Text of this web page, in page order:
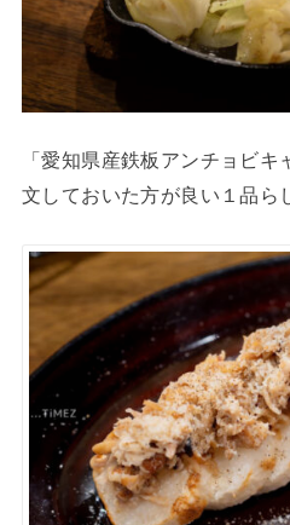
「愛知県産鉄板アンチョビ
文しておいた方が良い１品ら